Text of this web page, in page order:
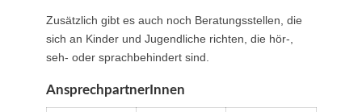
Zusätzlich gibt es auch noch Beratungsstellen, die
sich an Kinder und Jugendliche richten, die hör-,
seh- oder sprachbehindert sind.
AnsprechpartnerInnen